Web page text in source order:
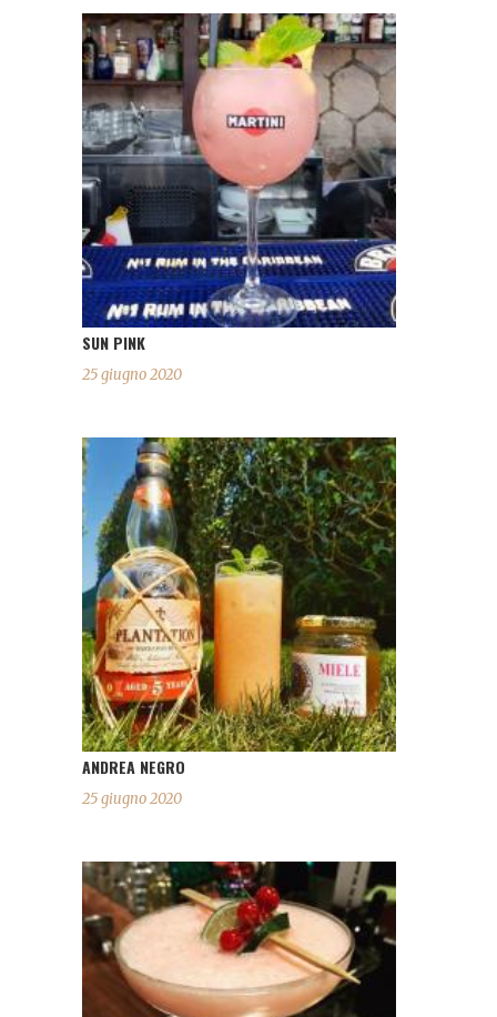
SUN PINK
25 giugno 2020
ANDREA NEGRO
25 giugno 2020